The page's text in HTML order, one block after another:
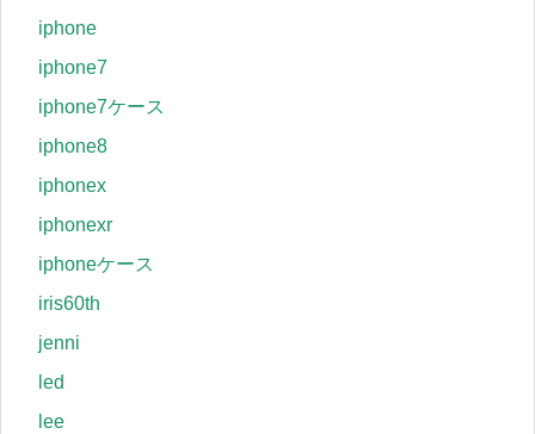
iphone
iphone7
iphone7ケース
iphone8
iphonex
iphonexr
iphoneケース
iris60th
jenni
led
lee